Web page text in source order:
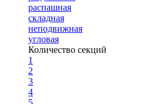
распашная
складная
неподвижная
угловая
Количество секций
1
2
3
4